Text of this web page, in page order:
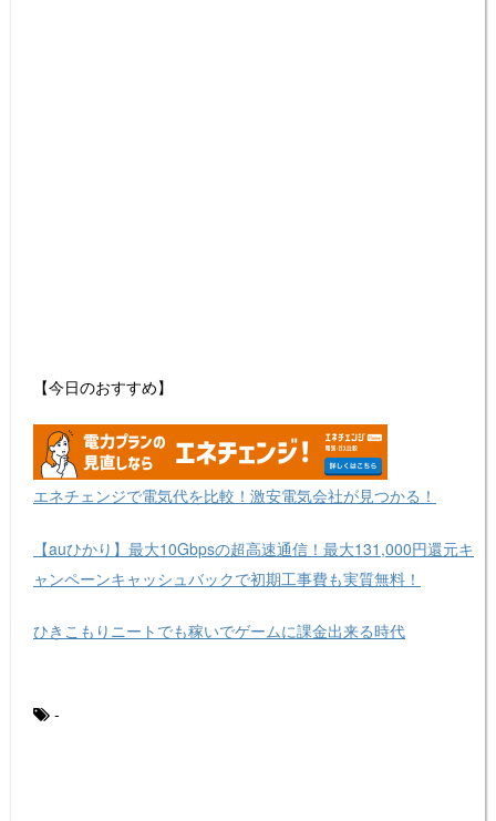
【今日のおすすめ】
エネチェンジで電気代を比較！激安電気会社が見つかる！
【auひかり】最大10Gbpsの超高速通信！最大131,000円還元キ
ャンペーンキャッシュバックで初期工事費も実質無料！
ひきこもりニートでも稼いでゲームに課金出来る時代
-